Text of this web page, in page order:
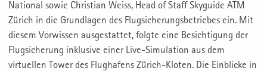
National sowie Christian Weiss, Head of Staff Skyguide ATM
Zürich in die Grundlagen des Flugsicherungsbetriebes ein. Mit
diesem Vorwissen ausgestattet, folgte eine Besichtigung der
Flugsicherung inklusive einer Live-Simulation aus dem
virtuellen Tower des Flughafens Zürich-Kloten. Die Einblicke in